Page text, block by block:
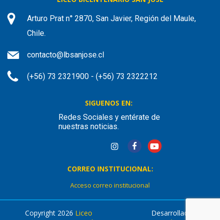
Arturo Prat n° 2870, San Javier, Región del Maule,
Chile.
contacto@lbsanjose.cl
(+56) 73 2321900 - (+56) 73 2322212
SIGUENOS EN:
Redes Sociales y entérate de
nuestras noticias.
CORREO INSTITUCIONAL:
Acceso correo institucional
Copyright 2026 Liceo
Desarrollado por